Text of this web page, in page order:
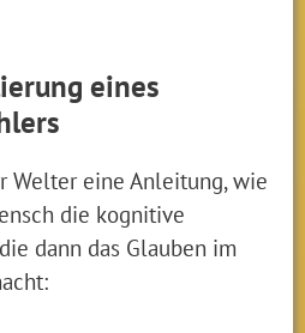
eines
Welter eine Anleitung, wie
die kognitive
dann das Glauben im